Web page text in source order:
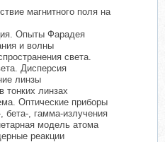
магнитного поля на
Опыты Фарадея
и волны
света.
Дисперсия
линзы
тонких линзах
Оптические приборы
бета-, гамма-излучения
модель атома
реакции